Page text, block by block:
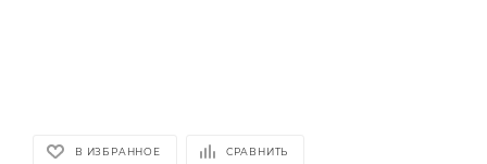
В ИЗБРАННОЕ СРАВНИТЬ